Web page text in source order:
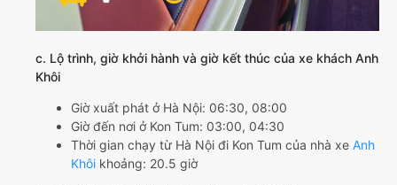
c. Lộ trình, giờ khởi hành và giờ kết thúc của xe khách Anh
Khôi
Giờ xuất phát ở Hà Nội: 06:30, 08:00
Giờ đến nơi ở Kon Tum: 03:00, 04:30
Thời gian chạy từ Hà Nội đi Kon Tum của nhà xe Anh
Khôi khoảng: 20.5 giờ